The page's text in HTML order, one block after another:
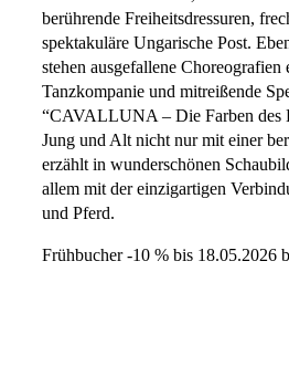
berührende Freiheitsdressuren,
spektakuläre Ungarische Post.
stehen ausgefallene
Tanzkompanie und mitreißende
“CAVALLUNA – Die Farben des
Jung und Alt nicht nur mit einer
erzählt in wunderschönen
allem mit der einzigartigen
und Pferd.
Frühbucher -10 % bis 18.05.2026